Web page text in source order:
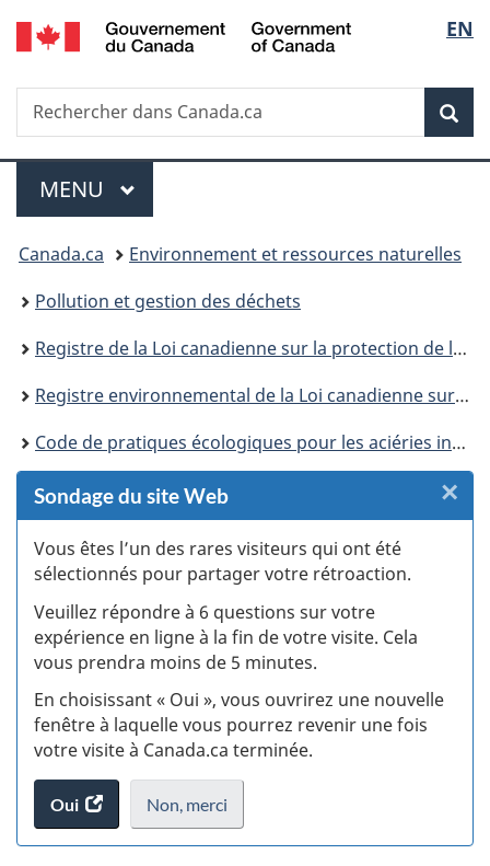
Passer
au
des
Passer
au
principal
Passer
à
Au
du
Passer
à
version
simplifiée
de
la
EN
Recherche
Rechercher
dans
Menu
MENU PRINCIPAL
Vous
êtes
ici :
Canada.ca
Environnement et ressources naturelles
Pollution et gestion des déchets
Registre de la Loi canadienne sur la protection de l’environnement
Registre environnemental de la Loi canadienne sur la protection de l’environnement : publications
Code de pratiques écologiques pour les aciéries intégrées
Sondage du site Web
Vous êtes l’un des rares visiteurs qui ont été
sélectionnés pour partager votre rétroaction.
Veuillez répondre à 6 questions sur votre
expérience en ligne à la fin de votre visite. Cela
vous prendra moins de 5 minutes.
En choisissant « Oui », vous ouvrirez une nouvelle
fenêtre à laquelle vous pourrez revenir une fois
votre visite à Canada.ca terminée.
Oui
accéder
au
Non, je
ne
merci
×